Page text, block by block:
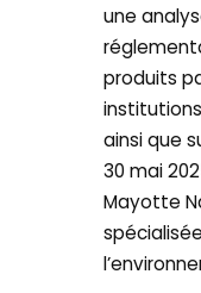
une
produits
ainsi que
30 mai
Mayotte